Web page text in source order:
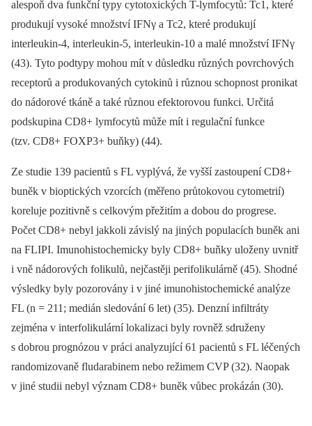
alespoň dva funkční typy cytotoxických T-lymfocytů: Tc1, které
produkují vysoké množství IFNγ a Tc2, které produkují
interleukin-4, interleukin-5, interleukin-10 a malé množství IFNγ
(43). Tyto podtypy mohou mít v důsledku různých povrchových
receptorů a produkovaných cytokinů i různou schopnost pronikat
do nádorové tkáně a také různou efektorovou funkci. Určitá
podskupina CD8+ lymfocytů může mít i regulační funkce
(tzv. CD8+ FOXP3+ buňky) (44).
Ze studie 139 pacientů s FL vyplývá, že vyšší zastoupení CD8+
buněk v bioptických vzorcích (měřeno průtokovou cytometrií)
koreluje pozitivně s celkovým přežitím a dobou do progrese.
Počet CD8+ nebyl jakkoli závislý na jiných populacích buněk ani
na FLIPI. Imunohistochemicky byly CD8+ buňky uloženy uvnitř
i vně nádorových folikulů, nejčastěji perifolikulárně (45). Shodné
výsledky byly pozorovány i v jiné imunohistochemické analýze
FL (n = 211; medián sledování 6 let) (35). Denzní infiltráty
zejména v interfolikulární lokalizaci byly rovněž sdruženy
s dobrou prognózou v práci analyzující 61 pacientů s FL léčených
randomizovaně fludarabinem nebo režimem CVP (32). Naopak
v jiné studii nebyl význam CD8+ buněk vůbec prokázán (30).